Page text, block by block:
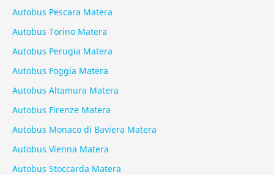
Autobus Pescara Matera
Autobus Torino Matera
Autobus Perugia Matera
Autobus Foggia Matera
Autobus Altamura Matera
Autobus Firenze Matera
Autobus Monaco di Baviera Matera
Autobus Vienna Matera
Autobus Stoccarda Matera